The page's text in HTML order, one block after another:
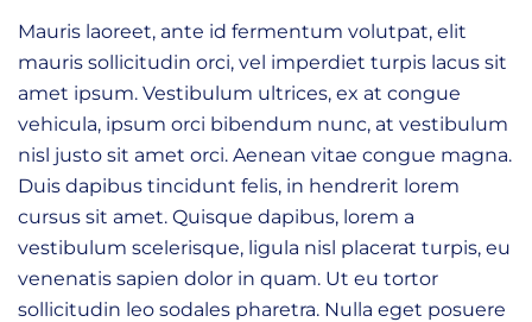
Mauris laoreet, ante id fermentum volutpat, elit
mauris sollicitudin orci, vel imperdiet turpis lacus sit
amet ipsum. Vestibulum ultrices, ex at congue
vehicula, ipsum orci bibendum nunc, at vestibulum
nisl justo sit amet orci. Aenean vitae congue magna.
Duis dapibus tincidunt felis, in hendrerit lorem
cursus sit amet. Quisque dapibus, lorem a
vestibulum scelerisque, ligula nisl placerat turpis, eu
venenatis sapien dolor in quam. Ut eu tortor
sollicitudin leo sodales pharetra. Nulla eget posuere